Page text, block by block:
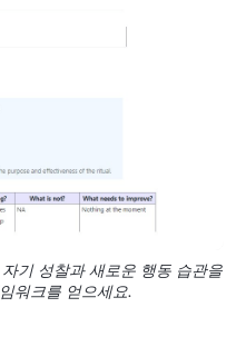
기 성찰과 새로운 행동 습관을
워크를 얻으세요.